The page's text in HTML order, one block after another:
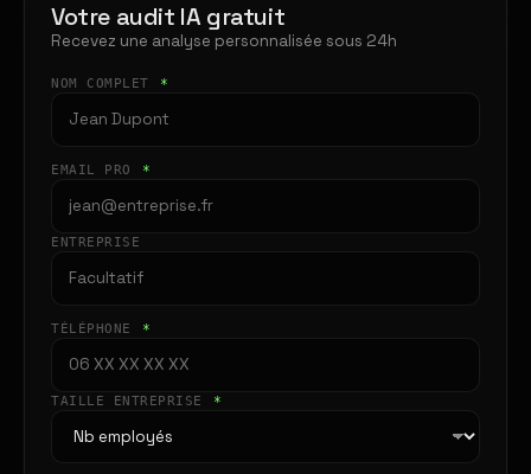
Votre audit IA gratuit
Recevez une analyse personnalisée sous 24h
NOM COMPLET *
EMAIL PRO *
ENTREPRISE
TÉLÉPHONE *
TAILLE ENTREPRISE *